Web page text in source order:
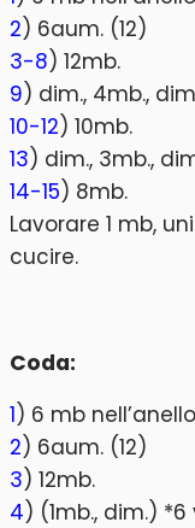
2) 6aum. (12)
3-8) 12mb.
9) dim., 4mb.,
10-12) 10mb.
13) dim., 3mb.,
14-15) 8mb.
Lavorare 1 mb,
cucire.
Coda:
1) 6 mb
2) 6aum. (12)
3) 12mb.
4) (1mb., dim.)